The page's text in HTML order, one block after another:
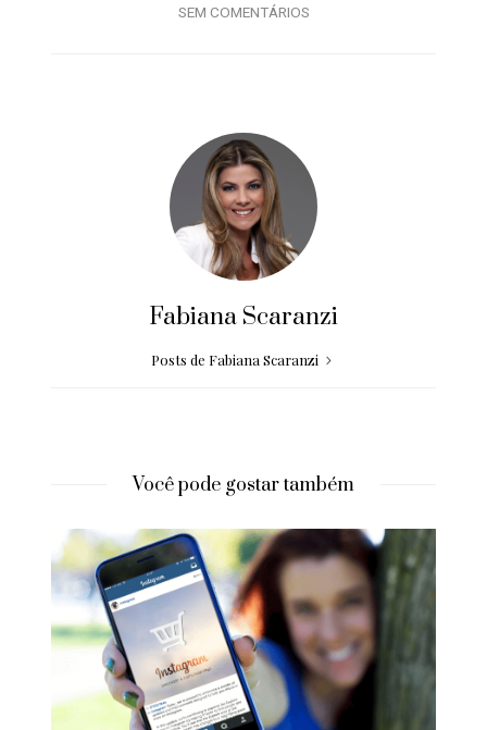
SEM COMENTÁRIOS
Fabiana Scaranzi
Posts de Fabiana Scaranzi
Você pode gostar também